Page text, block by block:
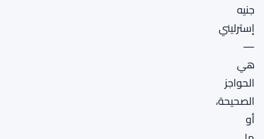
جنيه
إسترليني
—
هي
الحواجز
الصحيحة،
أو